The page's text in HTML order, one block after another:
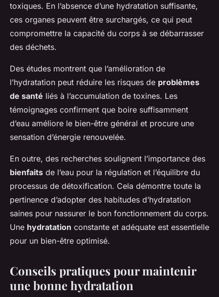
toxiques. En l’absence d’une hydratation suffisante,
ces organes peuvent être surchargés, ce qui peut
compromettre la capacité du corps à se débarrasser
des déchets.
Des études montrent que l’amélioration de
l’hydratation peut réduire les risques de problèmes
de santé liés à l’accumulation de toxines. Les
témoignages confirment que boire suffisamment
d’eau améliore le bien-être général et procure une
sensation d’énergie renouvelée.
En outre, des recherches soulignent l’importance des
bienfaits de l’eau pour la régulation et l’équilibre du
processus de détoxification. Cela démontre toute la
pertinence d’adopter des habitudes d’hydratation
saines pour nassurer le bon fonctionnement du corps.
Une hydratation constante et adéquate est essentielle
pour un bien-être optimisé.
Conseils pratiques pour maintenir
une bonne hydratation